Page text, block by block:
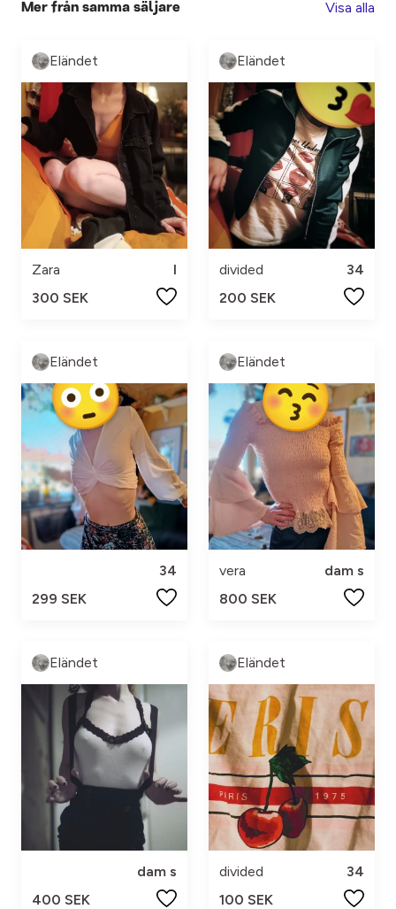
Mer från samma säljare Visa alla
Eländet
Zara
l
300 SEK
Eländet
divided
34
200 SEK
Eländet
34
299 SEK
Eländet
vera
dam s
800 SEK
Eländet
dam s
400 SEK
Eländet
divided
34
100 SEK